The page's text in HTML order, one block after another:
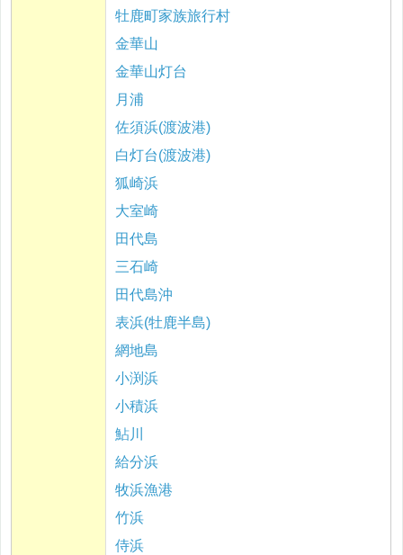
牡鹿町家族旅行村
金華山
金華山灯台
月浦
佐須浜(渡波港)
白灯台(渡波港)
狐崎浜
大室崎
田代島
三石崎
田代島沖
表浜(牡鹿半島)
網地島
小渕浜
小積浜
鮎川
給分浜
牧浜漁港
竹浜
侍浜